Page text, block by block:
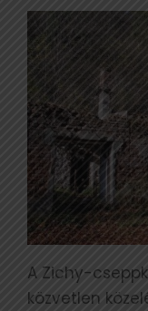
A Zichy-
közvetlen